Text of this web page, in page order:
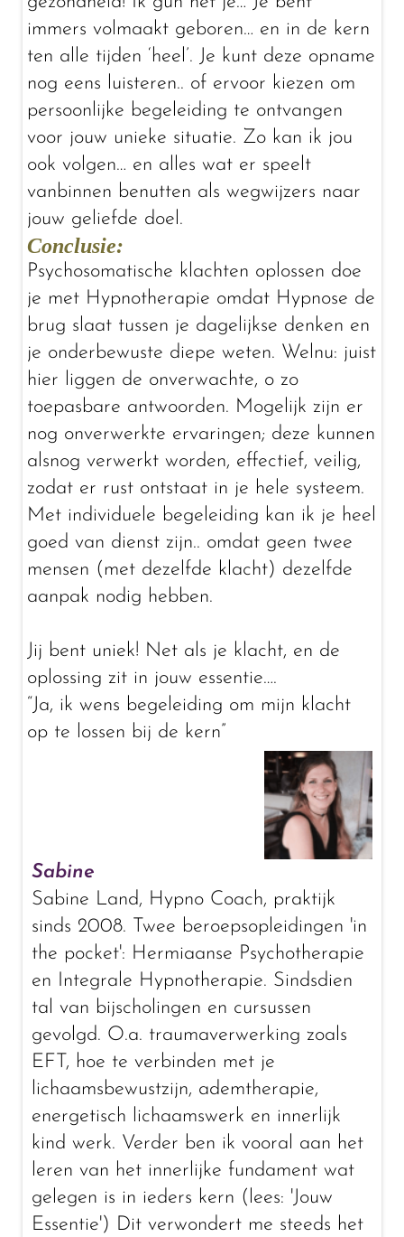
immers volmaakt geboren… en in de kern
ten alle tijden ‘heel’. Je kunt deze opname
nog eens luisteren.. of ervoor kiezen om
persoonlijke begeleiding te ontvangen
voor jouw unieke situatie. Zo kan ik jou
ook volgen… en alles wat er speelt
vanbinnen benutten als wegwijzers naar
jouw geliefde doel.
Conclusie:
Psychosomatische klachten oplossen doe
je met Hypnotherapie omdat Hypnose de
brug slaat tussen je dagelijkse denken en
je onderbewuste diepe weten. Welnu: juist
hier liggen de onverwachte, o zo
toepasbare antwoorden. Mogelijk zijn er
nog onverwerkte ervaringen; deze kunnen
alsnog verwerkt worden, effectief, veilig,
zodat er rust ontstaat in je hele systeem.
Met individuele begeleiding kan ik je heel
goed van dienst zijn.. omdat geen twee
mensen (met dezelfde klacht) dezelfde
aanpak nodig hebben.
Jij bent uniek! Net als je klacht, en de
oplossing zit in jouw essentie….
“Ja, ik wens begeleiding om mijn klacht
op te lossen bij de kern”
Sabine
Sabine Land, Hypno Coach, praktijk
sinds 2008. Twee beroepsopleidingen 'in
the pocket': Hermiaanse Psychotherapie
en Integrale Hypnotherapie. Sindsdien
tal van bijscholingen en cursussen
gevolgd. O.a. traumaverwerking zoals
EFT, hoe te verbinden met je
lichaamsbewustzijn, ademtherapie,
energetisch lichaamswerk en innerlijk
kind werk. Verder ben ik vooral aan het
leren van het innerlijke fundament wat
gelegen is in ieders kern (lees: 'Jouw
Essentie') Dit verwondert me steeds het